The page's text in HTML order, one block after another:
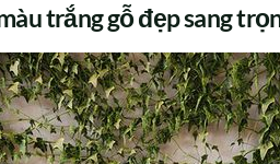
trắng gỗ đẹp sang